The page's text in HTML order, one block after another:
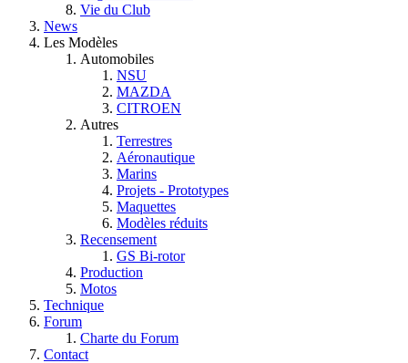
Vie du Club
News
Les Modèles
Automobiles
NSU
MAZDA
CITROEN
Autres
Terrestres
Aéronautique
Marins
Projets - Prototypes
Maquettes
Modèles réduits
Recensement
GS Bi-rotor
Production
Motos
Technique
Forum
Charte du Forum
Contact